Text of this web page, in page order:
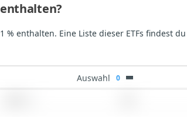
% enthalten. Eine Liste dieser ETFs findest
Auswahl 0